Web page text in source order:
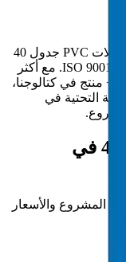
تخدم كراون بلاستيك مقاولي الكويت بتوريد وصلات PVC جدول 40
مباشرة من المصنع من منشأتنا المعتمدة ISO 9001:2015. مع أكثر
من 30 عاماً من خبرة التصنيع في الخليج و5000+ منتج في كتالوجنا،
التحتية في
هل تحتاج وصلات PVC جدول 40 في
المشروع والأسعار